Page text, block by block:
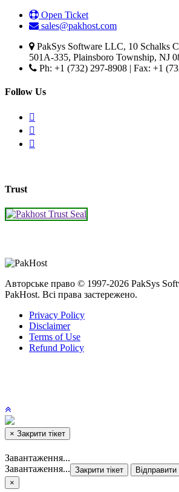
Open Ticket
sales@pakhost.com
PakSys Software LLC, 10 Schalks
501A-335, Plainsboro Township, NJ
Ph: +1 (732) 297-8908 | Fax: +1
Follow Us
Trust
Авторське право © 1997-2026 PakSys
PakHost. Всі права застережено.
Privacy Policy
Disclaimer
Terms of Use
Refund Policy
× Закрити тікет
Завантаження...
Завантаження... Закрити тікет
Відправити
×